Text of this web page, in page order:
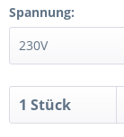
Spannung: